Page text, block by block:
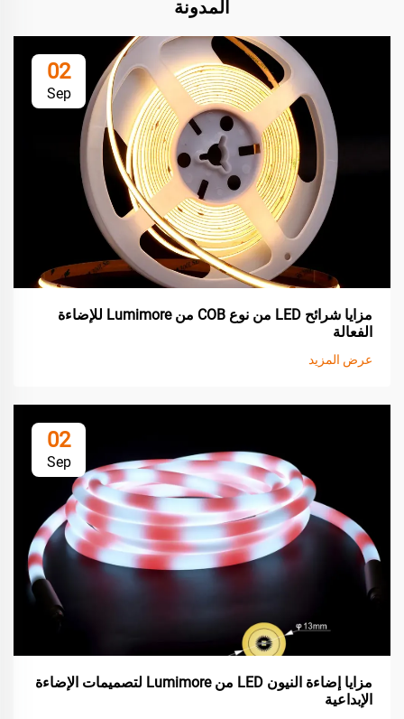
المدونة
02
Sep
مزايا شرائح LED من نوع COB من Lumimore للإضاءة
الفعالة
عرض المزيد
02
Sep
مزايا إضاءة النيون LED من Lumimore لتصميمات الإضاءة
الإبداعية